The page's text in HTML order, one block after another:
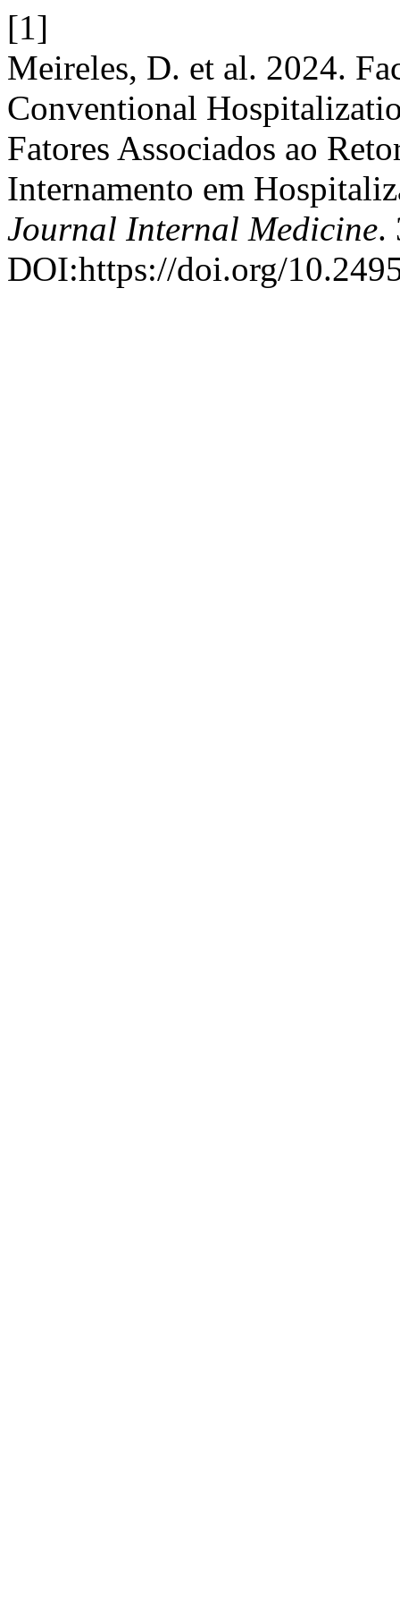
[1]
Meireles, D. et al. 2024.
Conventional
Fatores Associados ao
Internamento em
Journal Internal Medicine.
DOI:https://doi.org/